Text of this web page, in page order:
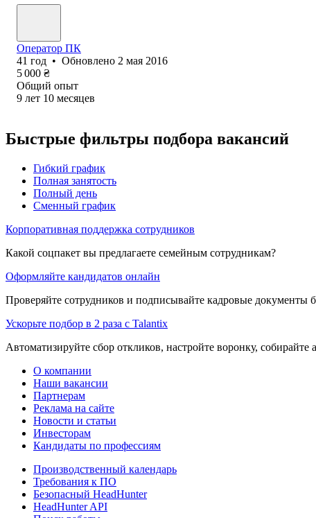
Оператор ПК
41 год • Обновлено 2 мая 2016
5 000 ₴
Общий опыт
9 лет 10 месяцев
Быстрые фильтры подбора вакансий
Гибкий график
Полная занятость
Полный день
Сменный график
Корпоративная поддержка сотрудников
Какой соцпакет вы предлагаете семейным сотрудникам?
Оформляйте кандидатов онлайн
Проверяйте сотрудников и подписывайте кадровые документы
Ускорьте подбор в 2 раза с Talantix
Автоматизируйте сбор откликов, настройте воронку, собирайте
О компании
Наши вакансии
Партнерам
Реклама на сайте
Новости и статьи
Инвесторам
Кандидаты по профессиям
Производственный календарь
Требования к ПО
Безопасный HeadHunter
HeadHunter API